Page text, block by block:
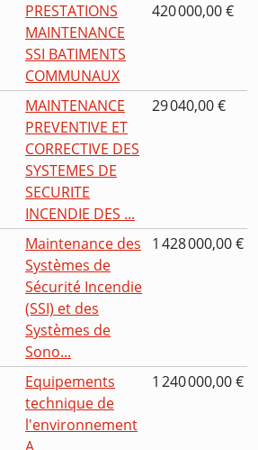
PRESTATIONS
MAINTENANCE
SSI BATIMENTS
COMMUNAUX
420 000,00 €
MAINTENANCE
PREVENTIVE ET
CORRECTIVE DES
SYSTEMES DE
SECURITE
INCENDIE DES ...
29 040,00 €
Maintenance des
Systèmes de
Sécurité Incendie
(SSI) et des
Systèmes de
Sono...
1 428 000,00 €
Equipements
technique de
l'environnement
1 240 000,00 €